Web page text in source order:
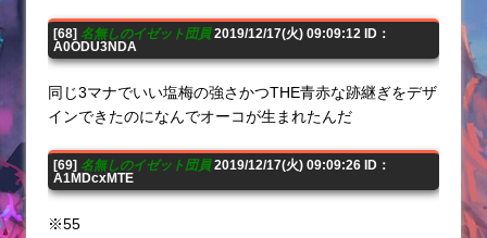
[68] 名無しのイゼット団員2019/12/17(火) 09:09:12 ID：
A0ODU3NDA
同じ3マナでいい塩梅の強さかつTHE青赤な跡継ぎをデザ
インできたのになんでオーコが生まれたんだ
[69] 名無しのイゼット団員2019/12/17(火) 09:09:26 ID：
A1MDcxMTE
※55